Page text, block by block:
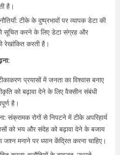
है।
टीके के दुष्प्रभावों पर व्यापक डेटा की
सूचित करने के लिए डेटा संग्रह और
रेखांकित करती है।
प्रयासों में जनता का विश्वास बनाए
को बढ़ावा देने के लिए वैक्सीन संबंधी
है।
संक्रामक रोगों से निपटने में टीके अपरिहार्य
को भय और संदेह को बढ़ावा देने के बजाय
मनाने पर ध्यान केंद्रित करना चाहिए।